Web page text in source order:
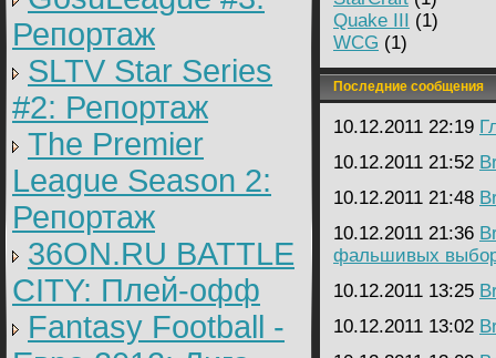
Репортаж
SLTV Star Series
#2: Репортаж
The Premier
League Season 2:
Репортаж
36ON.RU BATTLE
CITY: Плей-офф
Fantasy Football -
Quake III (1)
WCG (1)
Последние сообщения
10.12.2011 22:19
10.12.2011 21:52
10.12.2011 21:48
10.12.2011 21:36
фальшивых
10.12.2011 13:25
10.12.2011 13:02